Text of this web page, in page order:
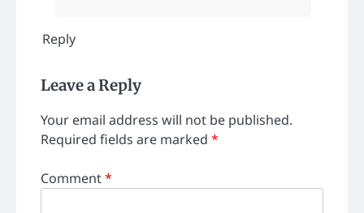
Reply
Leave a Reply
Your email address will not be published.
Required fields are marked *
Comment*